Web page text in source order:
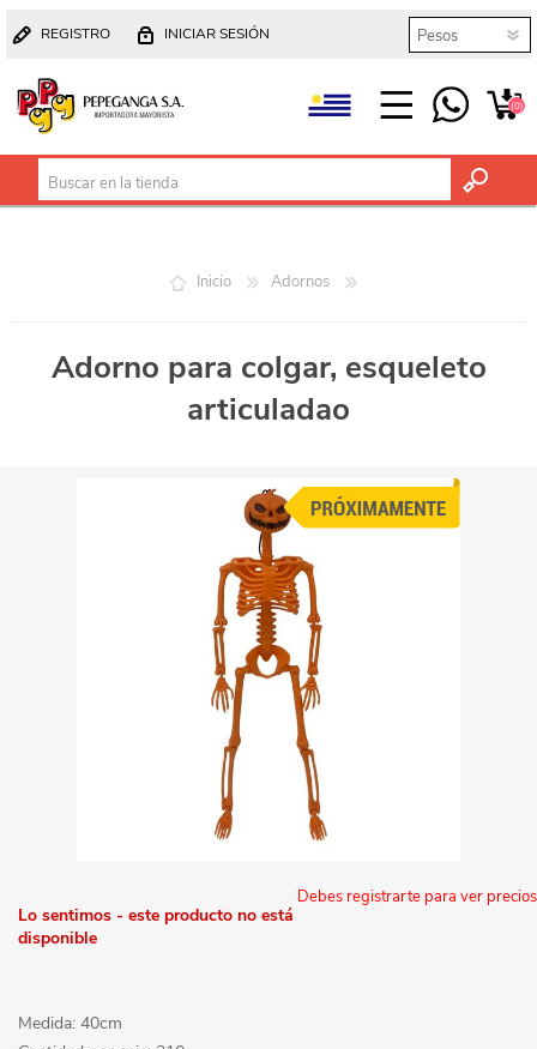
REGISTRO INICIAR SESIÓN
(0)
Inicio Adornos
Adorno para colgar, esqueleto
articuladao
Debes registrarte para ver precios
Lo sentimos - este producto no está
disponible
Medida: 40cm